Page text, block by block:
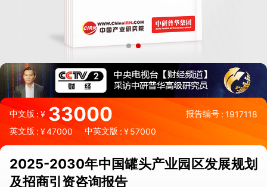
中文版:¥ 33000 报告编号 : 1917118
英文版 : ¥47000 中英文版 : ¥57000
2025-2030年中国罐头产业园区发展规划
及招商引资咨询报告
27年研究经验，深度洞察行业驱动力
多元化、高学历的实战型精英团队